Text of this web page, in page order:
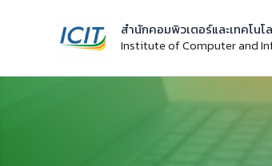
สำนักคอมพิวเตอร์และเทคโน
Institute of Computer and